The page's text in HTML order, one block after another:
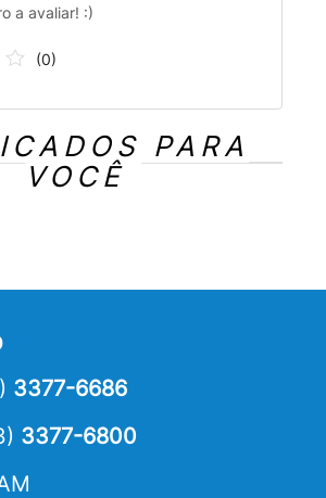
a avaliar! :)
(0)
PARA
VOCÊ
3377-6686
3377-6800